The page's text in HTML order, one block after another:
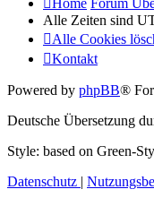
Home Forum
Alle Zeiten sind
Alle Cookies
Kontakt
Powered by phpBB®
Deutsche Übersetzung
Style: based on Green-
Datenschutz |